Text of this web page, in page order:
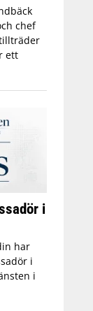
chef
ett
i
har
i
i